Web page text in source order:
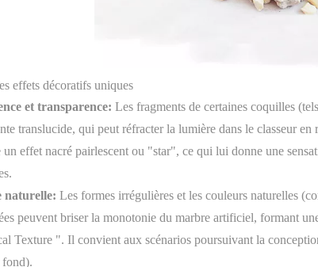
effets décoratifs uniques
et transparence: Les fragments de certaines coquilles
translucide, qui peut réfracter la lumière dans le classeur
un effet nacré pairlescent ou "star", ce qui lui donne une
naturelle: Les formes irrégulières et les couleurs naturelles
peuvent briser la monotonie du marbre artificiel, formant
Texture ". Il convient aux scénarios poursuivant la
fond).